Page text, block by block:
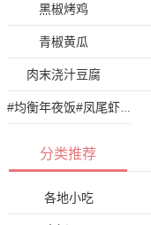
黑椒烤鸡
青椒黄瓜
肉末浇汁豆腐
分类推荐
各地小吃